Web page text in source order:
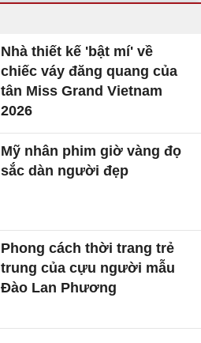
Nhà thiết kế 'bật mí' về
chiếc váy đăng quang của
tân Miss Grand Vietnam
2026
Mỹ nhân phim giờ vàng đọ
sắc dàn người đẹp
Phong cách thời trang trẻ
trung của cựu người mẫu
Đào Lan Phương